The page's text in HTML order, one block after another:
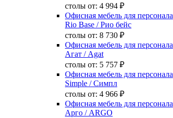
столы от: 4 994 ₽
Офисная мебель для персонала
Rio Base / Рио бейс
столы от: 8 730 ₽
Офисная мебель для персонала
Агат / Agat
столы от: 5 757 ₽
Офисная мебель для персонала
Simple / Симпл
столы от: 4 966 ₽
Офисная мебель для персонала
Арго / ARGO